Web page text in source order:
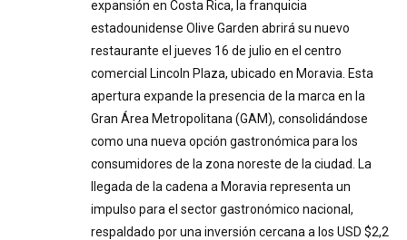
expansión en Costa Rica, la franquicia
estadounidense Olive Garden abrirá su nuevo
restaurante el jueves 16 de julio en el centro
comercial Lincoln Plaza, ubicado en Moravia. Esta
apertura expande la presencia de la marca en la
Gran Área Metropolitana (GAM), consolidándose
como una nueva opción gastronómica para los
consumidores de la zona noreste de la ciudad. La
llegada de la cadena a Moravia representa un
impulso para el sector gastronómico nacional,
respaldado por una inversión cercana a los USD $2,2